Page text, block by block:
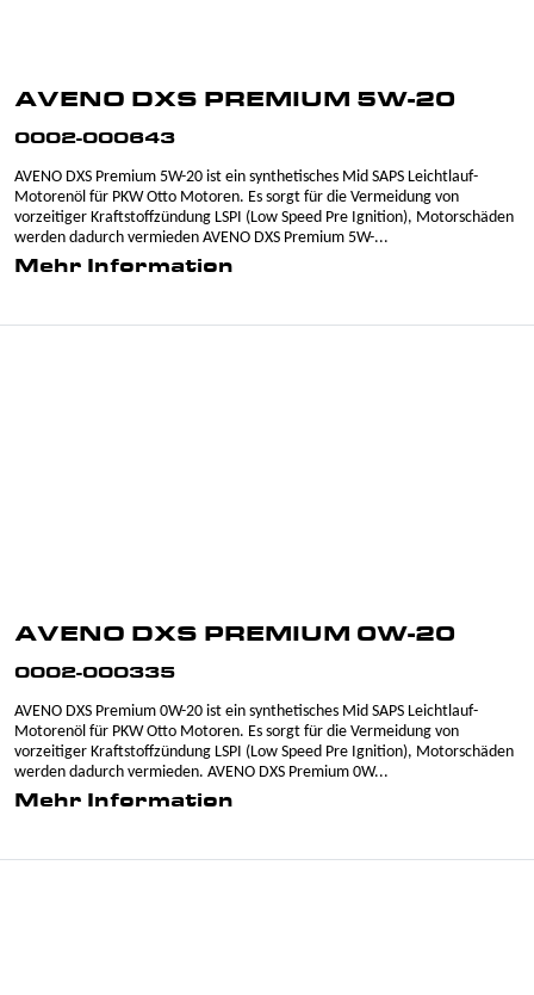
AVENO DXS PREMIUM 5W-20
0002-000643
AVENO DXS Premium 5W-20 ist ein synthetisches Mid SAPS Leichtlauf-
Motorenöl für PKW Otto Motoren. Es sorgt für die Vermeidung von
vorzeitiger Kraftstoffzündung LSPI (Low Speed Pre Ignition), Motorschäden
werden dadurch vermieden AVENO DXS Premium 5W-...
Mehr Information
AVENO DXS PREMIUM 0W-20
0002-000335
AVENO DXS Premium 0W-20 ist ein synthetisches Mid SAPS Leichtlauf-
Motorenöl für PKW Otto Motoren. Es sorgt für die Vermeidung von
vorzeitiger Kraftstoffzündung LSPI (Low Speed Pre Ignition), Motorschäden
werden dadurch vermieden. AVENO DXS Premium 0W...
Mehr Information